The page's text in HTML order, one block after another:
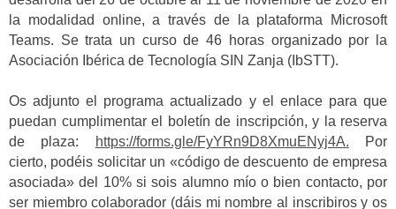
la modalidad online, a través de la plataforma Microsoft
Teams. Se trata un curso de 46 horas organizado por la
Asociación Ibérica de Tecnología SIN Zanja (IbSTT).
Os adjunto el programa actualizado y el enlace para que
puedan cumplimentar el boletín de inscripción, y la reserva
de plaza:
https://forms.gle/FyYRn9D8XmuENyj4A. Por
cierto, podéis solicitar un «código de descuento de empresa
asociada» del 10% si sois alumno mío o bien contacto, por
ser miembro colaborador (dáis mi nombre al inscribiros y os